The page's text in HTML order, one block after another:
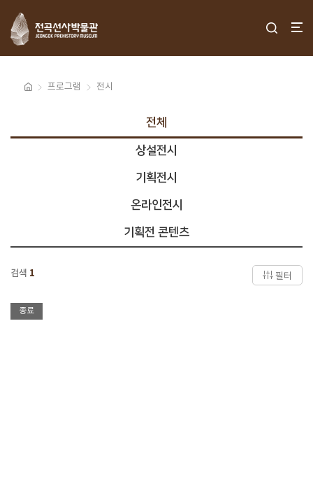
프로그램 전시
전체
상설전시
기획전시
온라인전시
기획전 콘텐츠
검색 1 필터
종료